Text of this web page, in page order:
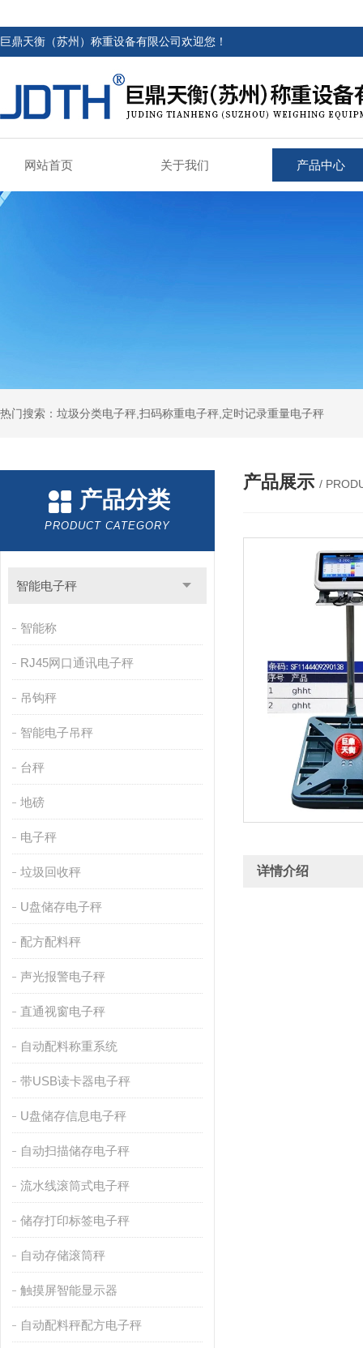
巨鼎天衡（苏州）称重设备有限公司欢迎您！
网站首页 关于我们 产品中心
热门搜索：垃圾分类电子秤,扫码称重电子秤,定时记录重量电子秤
产品分类
PRODUCT CATEGORY
智能电子秤
智能称
RJ45网口通讯电子秤
吊钩秤
智能电子吊秤
台秤
地磅
电子秤
垃圾回收秤
U盘储存电子秤
配方配料秤
声光报警电子秤
直通视窗电子秤
自动配料称重系统
带USB读卡器电子秤
U盘储存信息电子秤
自动扫描储存电子秤
流水线滚筒式电子秤
储存打印标签电子秤
自动存储滚筒秤
触摸屏智能显示器
自动配料秤配方电子秤
产品展示 /
详情介绍